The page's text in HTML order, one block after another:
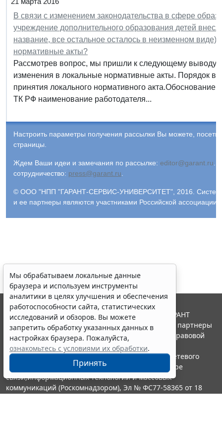
В связи с изменением законодательства в сфере
учреждение дополнительного образования детей
название, все остальное осталось в неизменном
нормативные акты?
Рассмотрев вопрос, мы пришли к следующему выводу:
изменения в локальные нормативные акты. Порядок
принятия локального нормативного акта.Обоснование
ТК РФ наименование работодателя...
Настроить параметры получения рассылки Вы можете,
страницы.
Ждем Ваши идеи и замечания по рассылке: editor@garant.ru.
сотрудничество: press@garant.ru.
© ООО "НПП "ГАРАНТ-СЕРВИС-УНИВЕРСИТЕТ", 2016. Система
и ее партнеры являются участниками Российской
Мы обрабатываем локальные данные
браузера и используем инструменты
аналитики в целях улучшения и обеспечения
работоспособности сайта, статистических
исследований и обзоров. Вы можете
запретить обработку указанных данных в
настройках браузера. Пожалуйста,
ознакомьтесь с условиями их обработки.
Принять
© ООО "НПП "ГАРАНТ-СЕРВИС", 2026. Система ГАРАНТ
выпускается с 1990 года. Компания "Гарант" и ее партнеры
являются участниками Российской ассоциации правовой
информации ГАРАНТ.
Портал ГАРАНТ.РУ зарегистрирован в качестве сетевого
издания Федеральной службой по надзору в сфере
связи,информационных технологий и массовых
коммуникаций (Роскомнадзором), Эл № ФС77-58365 от 18